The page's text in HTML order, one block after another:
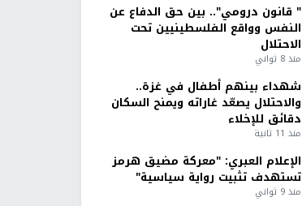
" قانون درومي".. بين حق الدفاع عن
النفس وواقع الفلسطينيين تحت
الاحتلال
منذ 8 ثواني
شهداء بينهم أطفال في غزة..
والاحتلال يصعّد غاراته ويمنح السكان
دقائق للإخلاء
منذ 11 ثانية
الإعلام العبري: "معركة مضيق هرمز
تستهدف تثبيت رواية سياسية"
منذ 9 ثواني